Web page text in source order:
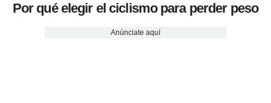
Por qué elegir el ciclismo para perder peso
Anúnciate aquí